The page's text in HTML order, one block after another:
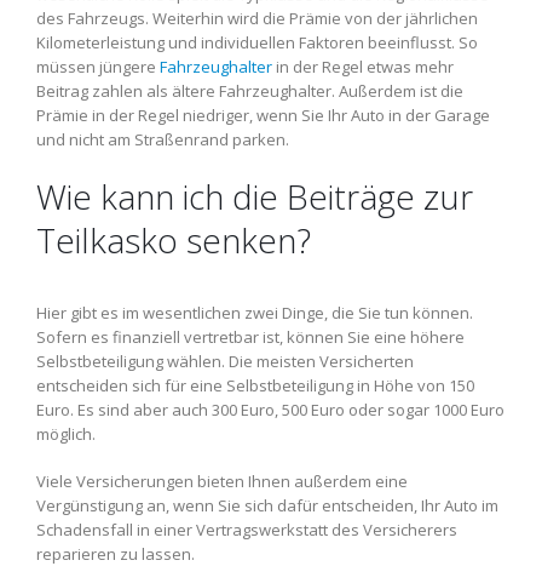
des Fahrzeugs. Weiterhin wird die Prämie von der jährlichen
Kilometerleistung und individuellen Faktoren beeinflusst. So
müssen jüngere Fahrzeughalter in der Regel etwas mehr
Beitrag zahlen als ältere Fahrzeughalter. Außerdem ist die
Prämie in der Regel niedriger, wenn Sie Ihr Auto in der Garage
und nicht am Straßenrand parken.
Wie kann ich die Beiträge zur
Teilkasko senken?
Hier gibt es im wesentlichen zwei Dinge, die Sie tun können.
Sofern es finanziell vertretbar ist, können Sie eine höhere
Selbstbeteiligung wählen. Die meisten Versicherten
entscheiden sich für eine Selbstbeteiligung in Höhe von 150
Euro. Es sind aber auch 300 Euro, 500 Euro oder sogar 1000 Euro
möglich.
Viele Versicherungen bieten Ihnen außerdem eine
Vergünstigung an, wenn Sie sich dafür entscheiden, Ihr Auto im
Schadensfall in einer Vertragswerkstatt des Versicherers
reparieren zu lassen.